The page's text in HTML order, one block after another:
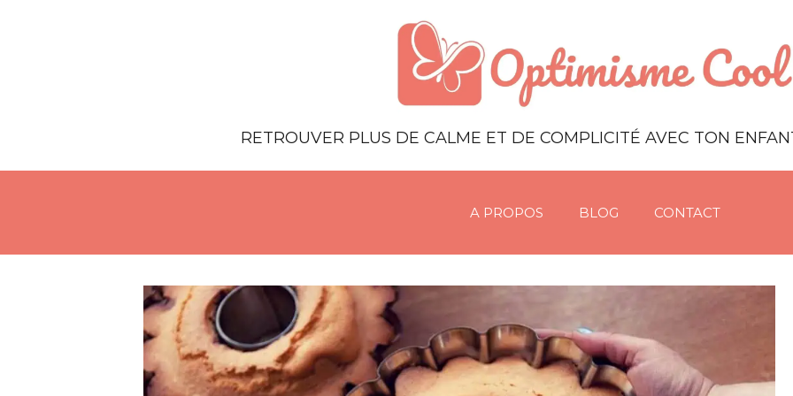
RETROUVER PLUS DE CALME ET DE COMPLICITÉ AVEC TON
A PROPOS BLOG CONTACT